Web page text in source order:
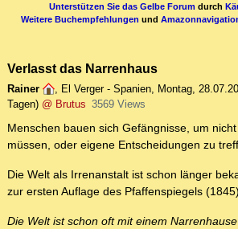
Unterstützen Sie das Gelbe Forum durch
Weitere Buchempfehlungen und
Verlasst das Narrenhaus
Rainer , El Verger - Spanien, Montag,
Tagen) @ Brutus 3569 Views
Menschen bauen sich Gefängnisse, um
müssen, oder eigene Entscheidungen zu
Die Welt als Irrenanstalt ist schon länger
zur ersten Auflage des Pfaffenspiegels (1845)
Die Welt ist schon oft mit einem